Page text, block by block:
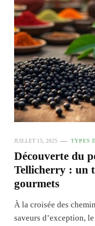
JUILLET 15, 2025 TYPES
Découverte du
Tellicherry : un
gourmets
À la croisée des
saveurs d’exception,